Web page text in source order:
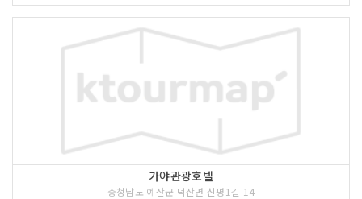
가야관광호텔
충청남도 예산군 덕산면 신평1길 14